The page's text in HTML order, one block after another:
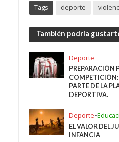
Tags deporte
También podría
Deporte
PREPARACIÓN
PARTE DE LA
DEPORTIVA.
Deporte•
EL VALOR DEL
INFANCIA